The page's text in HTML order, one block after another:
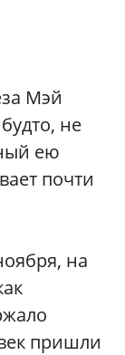
Мэй
не
ею
почти
на
пришли